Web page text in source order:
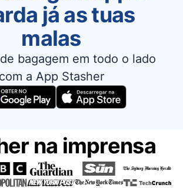
já as tuas
malas
bagagem em todo o lado
com a App Stasher
na imprensa